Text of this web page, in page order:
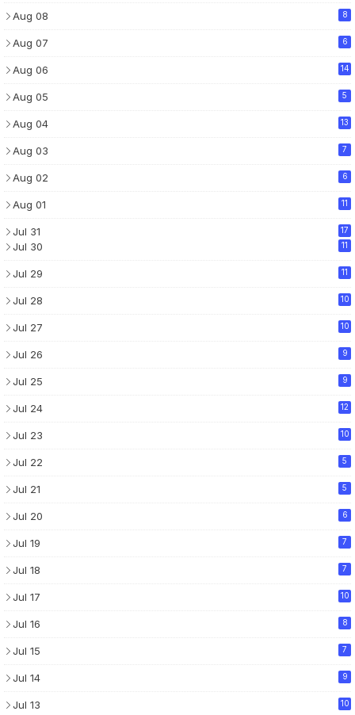
Aug 08 8
Aug 07 6
Aug 06 14
Aug 05 5
Aug 04 13
Aug 03 7
Aug 02 6
Aug 01 11
Jul 31 17
Jul 30 11
Jul 29 11
Jul 28 10
Jul 27 10
Jul 26 9
Jul 25 9
Jul 24 12
Jul 23 10
Jul 22 5
Jul 21 5
Jul 20 6
Jul 19 7
Jul 18 7
Jul 17 10
Jul 16 8
Jul 15 7
Jul 14 9
Jul 13 10